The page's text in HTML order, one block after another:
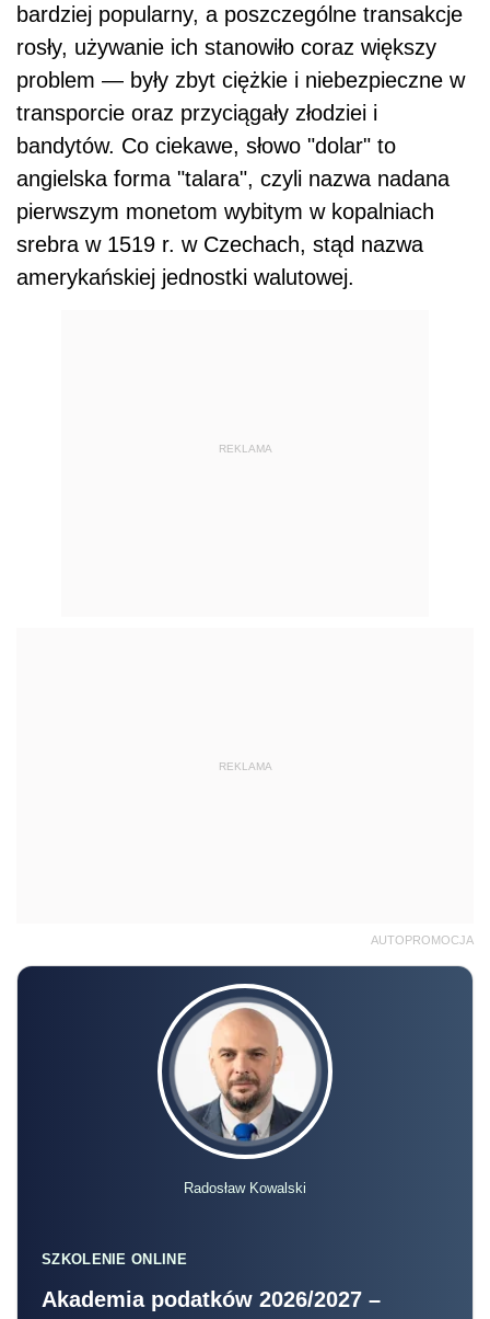
bardziej popularny, a poszczególne transakcje
rosły, używanie ich stanowiło coraz większy
problem — były zbyt ciężkie i niebezpieczne w
transporcie oraz przyciągały złodziei i
bandytów. Co ciekawe, słowo "dolar" to
angielska forma "talara", czyli nazwa nadana
pierwszym monetom wybitym w kopalniach
srebra w 1519 r. w Czechach, stąd nazwa
amerykańskiej jednostki walutowej.
REKLAMA
REKLAMA
AUTOPROMOCJA
Radosław Kowalski
SZKOLENIE ONLINE
Akademia podatków 2026/2027 –